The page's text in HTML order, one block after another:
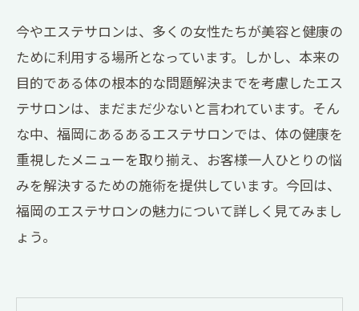
今やエステサロンは、多くの女性たちが美容と健康の
ために利用する場所となっています。しかし、本来の
目的である体の根本的な問題解決までを考慮したエス
テサロンは、まだまだ少ないと言われています。そん
な中、福岡にあるあるエステサロンでは、体の健康を
重視したメニューを取り揃え、お客様一人ひとりの悩
みを解決するための施術を提供しています。今回は、
福岡のエステサロンの魅力について詳しく見てみまし
ょう。